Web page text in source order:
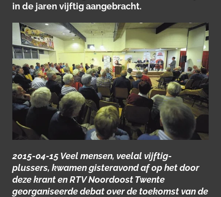
in de jaren vijftig aangebracht.
2015-04-15 Veel mensen, veelal vijftig-
plussers, kwamen gisteravond af op het door
deze krant en RTV Noordoost Twente
georganiseerde debat over de toekomst van de